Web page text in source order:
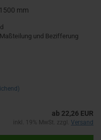
mm
und Bezifferung
ab 22,26 EUR
inkl. 19% MwSt. zzgl. Versand